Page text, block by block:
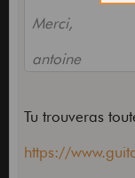
Merci,
antoine
Tu trouveras
https://